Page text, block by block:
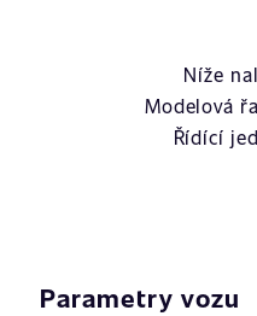
Níže
Modelová
Řídící
Parametry vozu